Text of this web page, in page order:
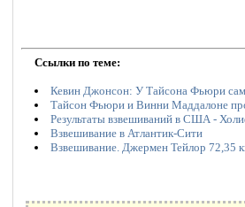
Ссылки по теме:
Кевин Джонсон: У Тайсона Фьюри
Тайсон Фьюри и Винни Маддалоне
Результаты взвешиваний в США -
Взвешивание в Атлантик-Сити
Взвешивание. Джермен Тейлор 72,35